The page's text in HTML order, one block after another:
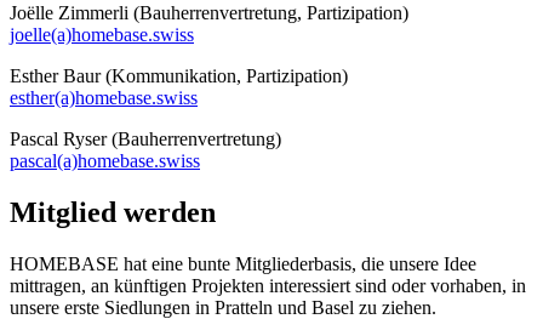
Joëlle Zimmerli (Bauherrenvertretung, Partizipation)
joelle(a)homebase.swiss
Esther Baur (Kommunikation, Partizipation)
esther(a)homebase.swiss
Pascal Ryser (Bauherrenvertretung)
pascal(a)homebase.swiss
Mitglied werden
HOMEBASE hat eine bunte Mitgliederbasis, die unsere Idee
mittragen, an künftigen Projekten interessiert sind oder vorhaben, in
unsere erste Siedlungen in Pratteln und Basel zu ziehen.